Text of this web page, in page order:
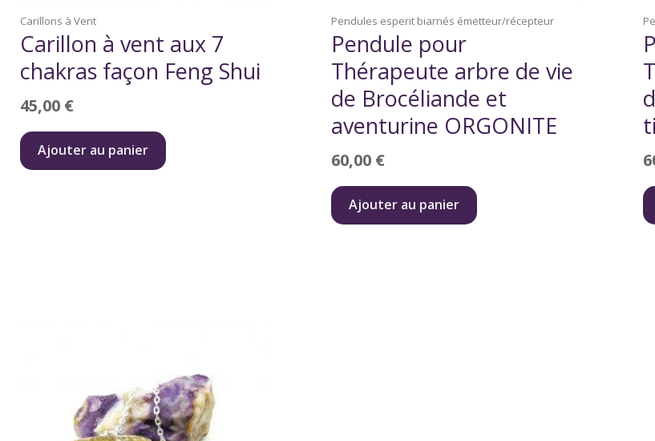
Carillons à Vent
Carillon à vent aux 7
chakras façon Feng Shui
45,00 €
Ajouter au panier
Pendules esperit biarnés émetteur/récepteur
Pendule pour
Thérapeute arbre de vie
de Brocéliande et
aventurine ORGONITE
60,00 €
Ajouter au panier